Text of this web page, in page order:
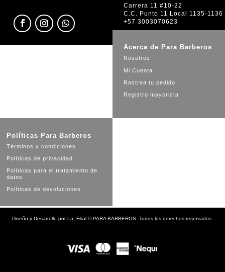
Carrera 11 #10-22
C.C. Punto 11 Local 1135-1136
+57 3003070623
Acerca de Para Barberos
Nosotros
Mi Cuenta
Rastrea tu pedido
Registro mayorista
Políticas Para Barberos
Términos y condiciones
Políticas de privacidad
Políticas para el tratamiento de
datos
Políticas de devoluciones
Diseño y Desarrollo porLa_Filial ©PARA BARBEROS. Todos los derechos reservados.